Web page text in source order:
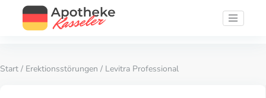
Start / Erektionsstörungen / Levitra Professional